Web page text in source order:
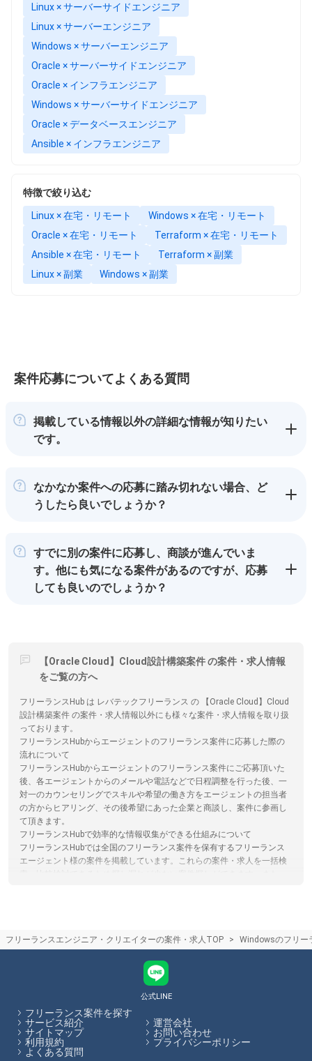
Linux × サーバーサイドエンジニア
Linux × サーバーエンジニア
Windows × サーバーエンジニア
Oracle × サーバーサイドエンジニア
Oracle × インフラエンジニア
Windows × サーバーサイドエンジニア
Oracle × データベースエンジニア
Ansible × インフラエンジニア
特徴で絞り込む
Linux × 在宅・リモート
Windows × 在宅・リモート
Oracle × 在宅・リモート
Terraform × 在宅・リモート
Ansible × 在宅・リモート
Terraform × 副業
Linux × 副業
Windows × 副業
案件応募についてよくある質問
掲載している情報以外の詳細な情報が知りたい
です。
なかなか案件への応募に踏み切れない場合、ど
うしたら良いでしょうか？
すでに別の案件に応募し、商談が進んでいま
す。他にも気になる案件があるのですが、応募
しても良いのでしょうか？
【Oracle Cloud】Cloud設計構築案件 の案件・求人情報
をご覧の方へ
フリーランスHub は レバテックフリーランス の 【Oracle Cloud】Cloud
設計構築案件 の案件・求人情報以外にも様々な案件・求人情報を取り扱
っております。
フリーランスHubからエージェントのフリーランス案件に応募した際の
流れについて
フリーランスHubからエージェントのフリーランス案件にご応募頂いた
後、各エージェントからのメールや電話などで日程調整を行った後、一
対一のカウンセリングでスキルや希望の働き方をエージェントの担当者
の方からヒアリング、その後希望にあった企業と商談し、案件に参画し
て頂きます。
フリーランスHubで効率的な情報収集ができる仕組みについて
フリーランスHubでは全国のフリーランス案件を保有するフリーランス
エージェント様の案件を掲載しています。これらの案件・求人を一括検
を紹介してくれるの？
ジェントでもリモート/在宅案件を取り扱っております。ただ常駐案件が
多いエージェントやリモート案件が多いエージェントなど、エージェン
トによって特徴がありますので、リモート案件に強いエージェントを選
ぶのがおすすめです。フリーランスHubでは、各エージェントのサービ
ス内容やその比較をサイト内で行うことができます。
フリーランスHubはお客様のフリーランス案件探しを最大限サポートし
フリーランスエンジニア・クリエイターの案件・求人TOP Windowsのフリー
公式LINE
フリーランス案件を探す
サービス紹介
運営会社
サイトマップ
お問い合わせ
利用規約
プライバシーポリシー
よくある質問